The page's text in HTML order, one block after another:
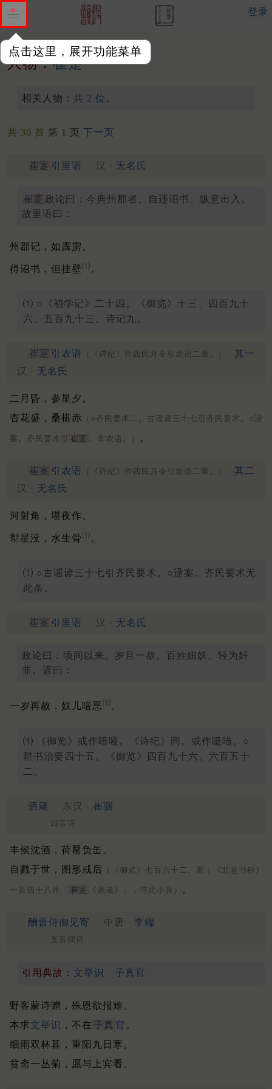
点击这里，展开功能菜单
登录
人物：崔寔
相关人物： 共 2 位 。
共 30 首 第 1 页 下一页
崔寔 引里语 汉 · 无名氏
崔寔 政论曰：今典州郡者。自违诏书。纵意出入。
故里语曰：
州郡记，如霹雳。
得诏书，但挂壁⑴ 。
⑴ ○《初学记》二十四。《御览》十三、四百九十
六、五百九十三。诗记九。
崔寔 引农语 （《诗纪》作四民月令引农语二章。）
其一
汉 · 无名氏
二月昏，参星夕。
杏花盛，桑椹赤
（○齐民要术二。古谣谚三十七引齐民要术。○逯
案。齐民要术引 崔寔 。非农语。） 。
崔寔 引农语 （《诗纪》作四民月令引农语二章。）
其二
汉 · 无名氏
河射角，堪夜作。
犁星没，水生骨⑴ 。
⑴ ○古谣谚三十七引齐民要术。○逯案。齐民要术无
此条。
崔寔 引里语 汉 · 无名氏
政论曰：顷间以来。岁且一赦。百姓妞妖。轻为奸
非。谚曰：
一岁再赦，奴儿喑恶⑴。
⑴ 《御览》或作喑哑。《诗纪》同。或作噫唶。○
群书治要四十五。《御览》四百九十六、六百五十
二。
酒箴 东汉 · 崔骃
四言诗
丰侯沈酒，荷罂负缶。
自戮于世，图形戒后
（《御览》七百六十二。案：《北堂书钞》
一百四十八作「 崔寔 《酒箴》」，与此小异） 。
酬晋侍御见寄 中唐 · 李端
五言律诗
引用典故： 文举识 子真官
野客蒙诗赠，殊恩欲报难。
本求文举识 ，不在 子真 官 。
细雨双林暮，重阳九日寒。
贫斋一丛菊，愿与上宾看。